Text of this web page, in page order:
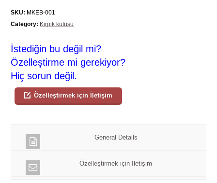
SKU: MKEB-001
Category: Kirpik kutusu
İstediğin bu değil mi?
Özelleştirme mi gerekiyor?
Hiç sorun değil.
Özelleştirmek için İletişim
General Details
Özelleştirmek için İletişim